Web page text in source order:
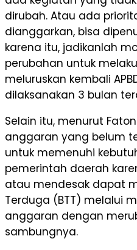
dirubah. Atau ada
dianggarkan, bisa
karena itu, jadikanlah
perubahan untuk
meluruskan kembali
dilaksanakan 3 bulan
Selain itu, menurut
anggaran yang belum
untuk memenuhi
pemerintah daerah
atau mendesak dapat
Terduga (BTT) melalui
anggaran dengan
sambungnya.